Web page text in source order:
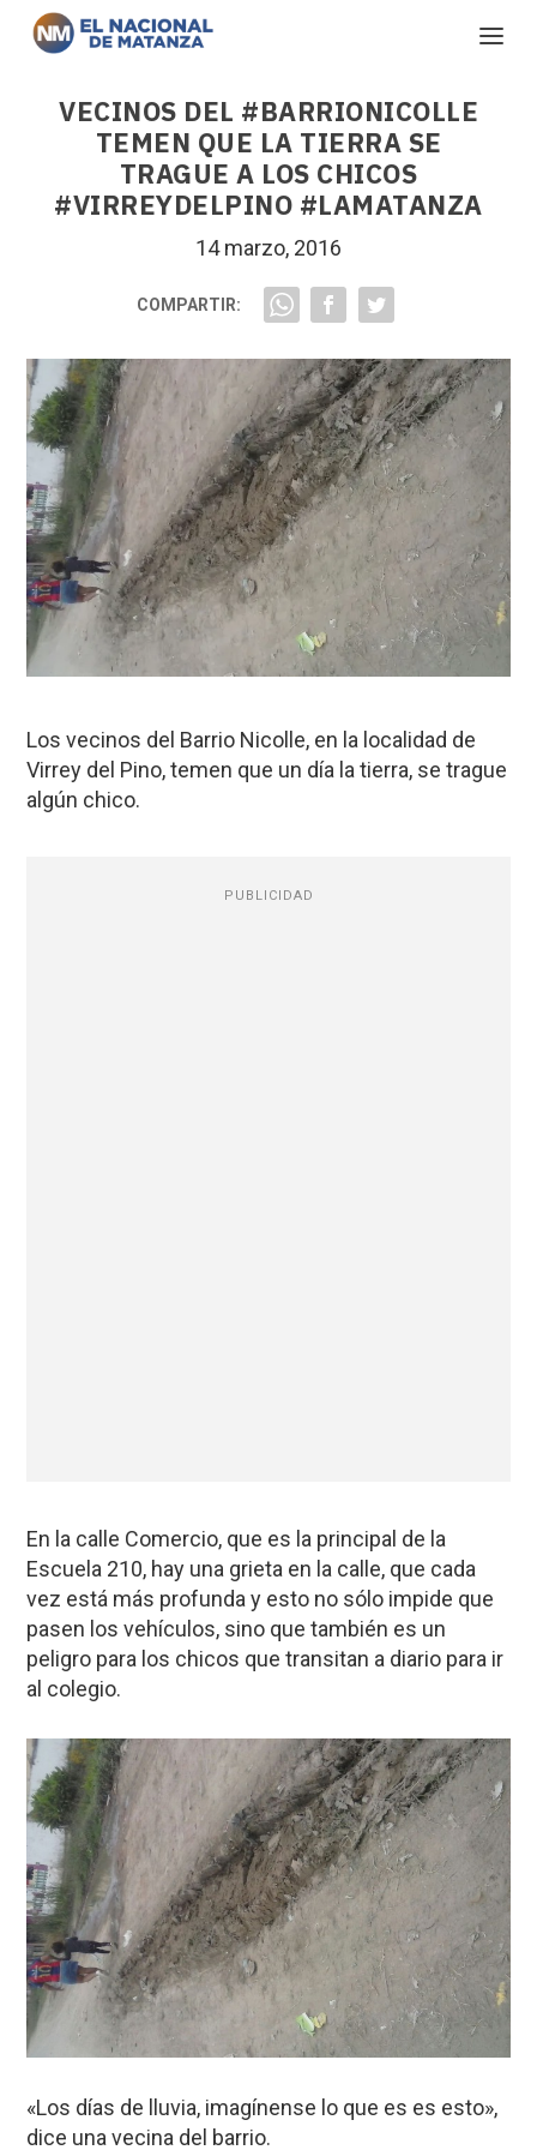
VECINOS DEL #BARRIONICOLLE
TEMEN QUE LA TIERRA SE
TRAGUE A LOS CHICOS
#VIRREYDELPINO #LAMATANZA
14 marzo, 2016
COMPARTIR:
Los vecinos del Barrio Nicolle, en la localidad de
Virrey del Pino, temen que un día la tierra, se trague
algún chico.
PUBLICIDAD
En la calle Comercio, que es la principal de la
Escuela 210, hay una grieta en la calle, que cada
vez está más profunda y esto no sólo impide que
pasen los vehículos, sino que también es un
peligro para los chicos que transitan a diario para ir
al colegio.
«Los días de lluvia, imagínense lo que es es esto»,
dice una vecina del barrio.